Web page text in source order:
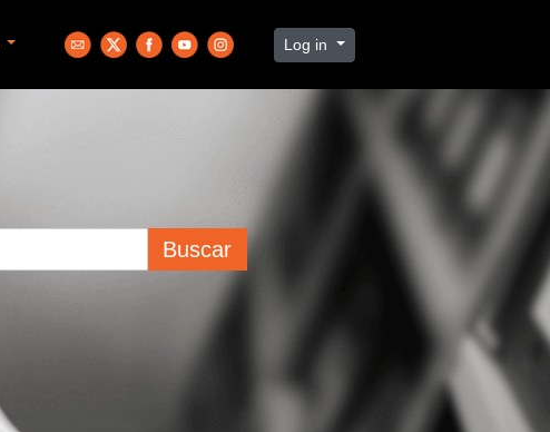
Log in
Buscar